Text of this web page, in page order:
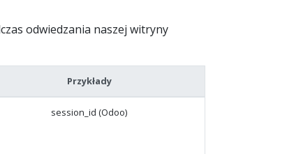
odwiedzania naszej witryny
Przykłady
session_id (Odoo)